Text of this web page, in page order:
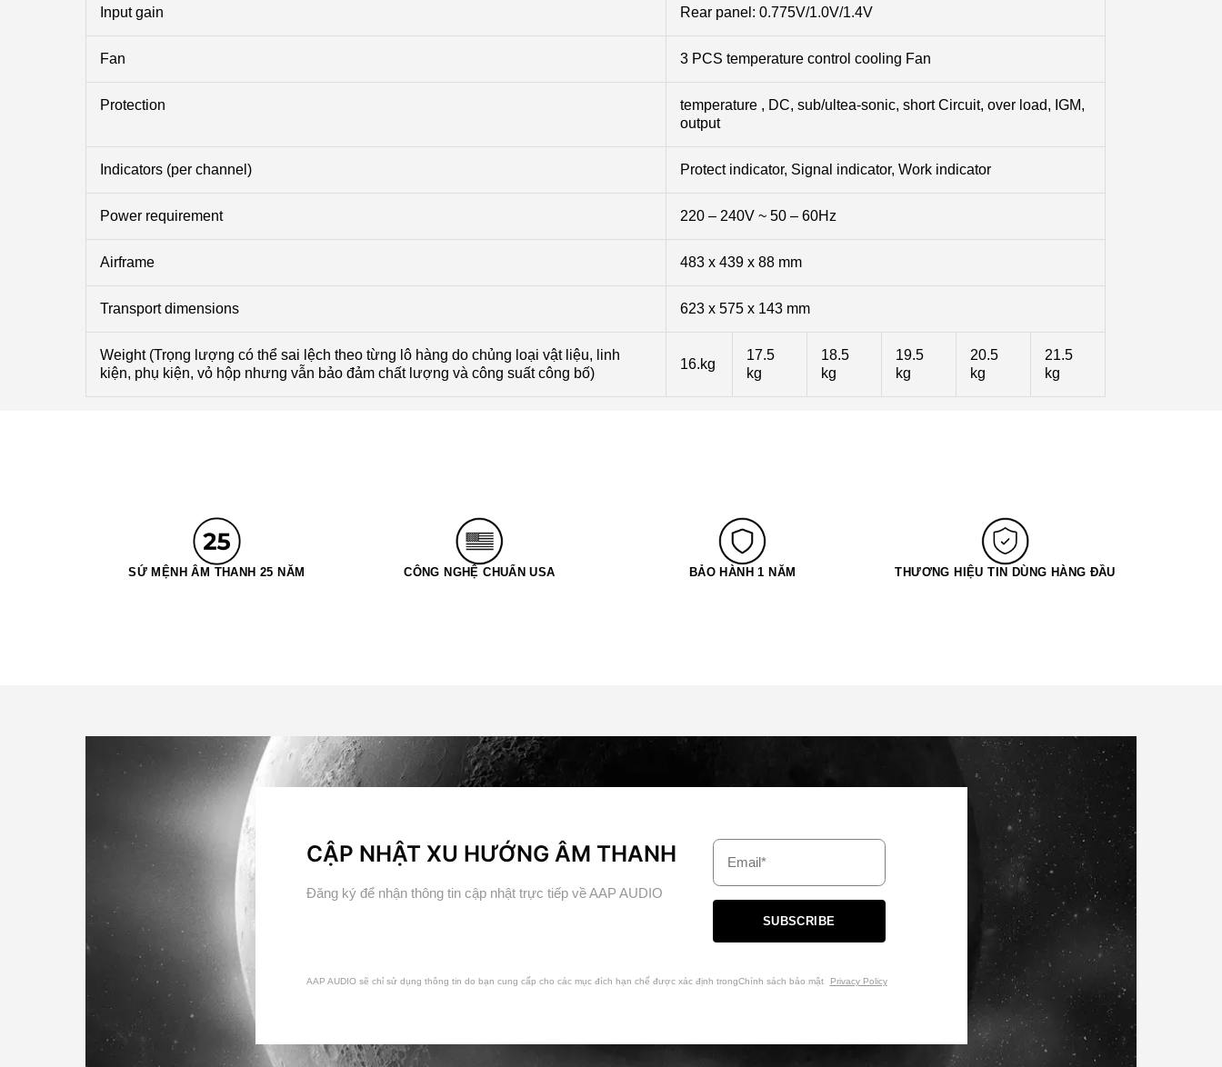
Input gain Rear panel: 0.775V/1.0V/1.4V
Fan 3 PCS temperature control cooling Fan
Protection
temperature , DC, sub/ultea-sonic, short Circuit, over load, IGM,
output
Indicators (per channel) Protect indicator, Signal indicator, Work indicator
Power requirement 220 – 240V ~ 50 – 60Hz
Airframe 483 x 439 x 88 mm
Transport dimensions 623 x 575 x 143 mm
Weight (Trọng lượng có thể sai lệch theo từng lô hàng do chủng loại vật liệu, linh
kiện, phụ kiện, vỏ hộp nhưng vẫn bảo đảm chất lượng và công suất công bố)
16.kg
17.5
kg
18.5
kg
19.5
kg
20.5
kg
21.5
kg
SỨ MỆNH ÂM THANH 25 NĂM CÔNG NGHỆ CHUẨN USA BẢO HÀNH 1 NĂM THƯƠNG HIỆU TIN DÙNG HÀNG ĐẦU
CẬP NHẬT XU HƯỚNG ÂM THANH
Đăng ký để nhận thông tin cập nhật trực tiếp về AAP AUDIO
Email*
SUBSCRIBE
AAP AUDIO sẽ chỉ sử dụng thông tin do bạn cung cấp cho các mục đích hạn chế được xác định trongChính sách bảo mật Privacy Policy